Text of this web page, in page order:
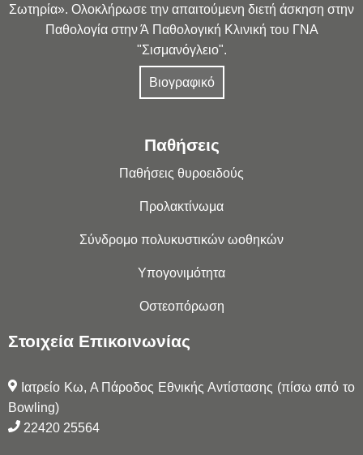
Σωτηρία». Ολοκλήρωσε την απαιτούμενη διετή άσκηση στην
Παθολογία στην Ά Παθολογική Κλινική του ΓΝΑ
"Σισμανόγλειο".
Βιογραφικό
Παθήσεις
Παθήσεις θυροειδούς
Προλακτίνωμα
Σύνδρομο πολυκυστικών ωοθηκών
Υπογονιμότητα
Οστεοπόρωση
Στοιχεία Επικοινωνίας
Ιατρείο Κω, Α Πάροδος Εθνικής Αντίστασης (πίσω από το
Bowling)
22420 25564